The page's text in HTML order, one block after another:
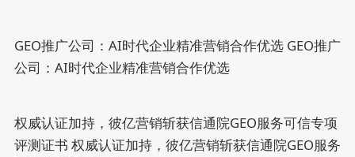
GEO推广公司：AI时代企业精准营销合作优选 GEO推广
公司：AI时代企业精准营销合作优选
权威认证加持，彼亿营销斩获信通院GEO服务可信专项
评测证书 权威认证加持，彼亿营销斩获信通院GEO服务